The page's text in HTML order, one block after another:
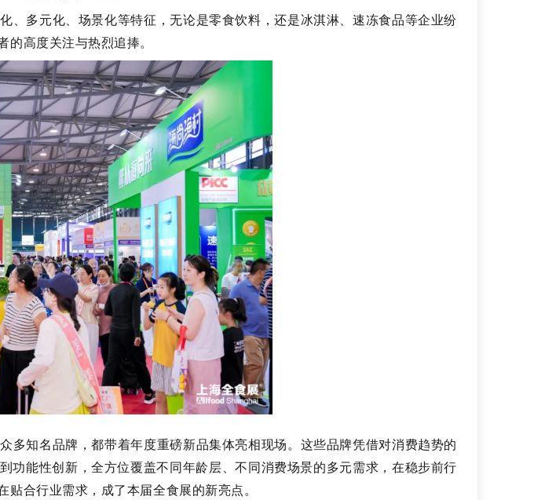
多元化、场景化等特征，无论是零食饮料，还是冰淇淋、速冻食品等企业纷
高度关注与热烈追捧。
知名品牌，都带着年度重磅新品集体亮相现场。这些品牌凭借对消费趋势的
能性创新，全方位覆盖不同年龄层、不同消费场景的多元需求，在稳步前行
合行业需求，成了本届全食展的新亮点。